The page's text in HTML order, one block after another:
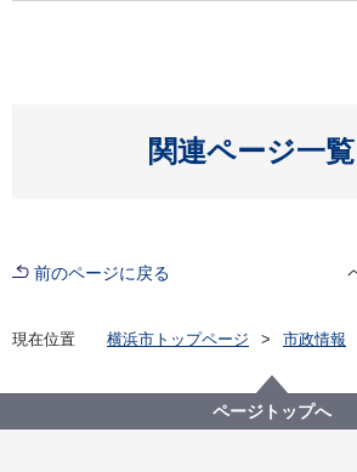
関連ページ一覧
開く
前のページに戻る
現在位置 横浜市トップページ
市政情報
にぎわいスポーツ文化局の紹介
にぎわいスポーツ文化局の事業計画
令和６年度 にぎわいスポーツ文
ページトップへ